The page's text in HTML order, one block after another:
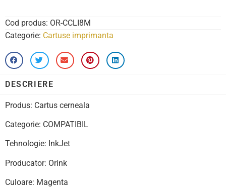
Cod produs: OR-CCLI8M
Categorie: Cartuse imprimanta
DESCRIERE
Produs: Cartus cerneala
Categorie: COMPATIBIL
Tehnologie: InkJet
Producator: Orink
Culoare: Magenta